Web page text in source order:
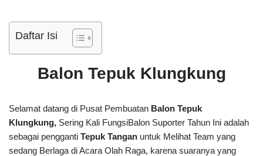
Daftar Isi
Balon Tepuk Klungkung
Selamat datang di Pusat Pembuatan Balon Tepuk
Klungkung, Sering Kali FungsiBalon Suporter Tahun Ini adalah
sebagai pengganti Tepuk Tangan untuk Melihat Team yang
sedang Berlaga di Acara Olah Raga, karena suaranya yang